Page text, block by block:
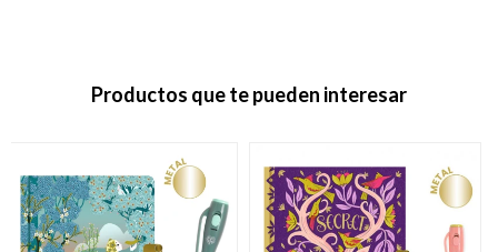
Productos que te pueden interesar